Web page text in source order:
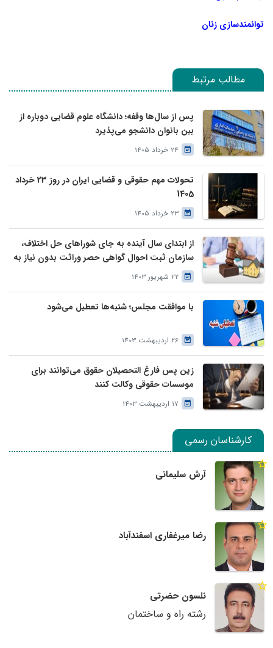
توانمندسازی زنان
مطالب مرتبط
پس از سال‌ها وقفه؛ دانشگاه علوم قضایی دوباره از
بین بانوان دانشجو می‌پذیرد
24 خرداد 1405
تحولات مهم حقوقی و قضایی ایران در روز 23 خرداد
1405
23 خرداد 1405
از ابتدای سال آینده به جای شوراهای حل اختلاف،
سازمان ثبت احوال گواهی حصر وراثت بدون نیاز به
درخواست وراث صادر خواهد کرد
22 شهریور 1403
با موافقت مجلس؛ شنبه‌ها تعطیل می‌شود
26 اردیبهشت 1403
زین پس فارغ التحصیلان حقوق می‌توانند برای
موسسات حقوقی وکالت کنند
17 اردیبهشت 1403
کارشناسان رسمی
آرش سلیمانی
رضا میرغفاری اسفندآباد
نلسون حضرتی
رشته راه و ساختمان